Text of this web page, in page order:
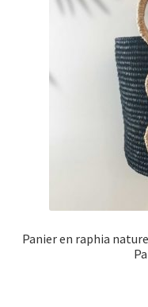
Panier en raphia